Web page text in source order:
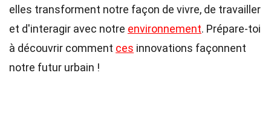
elles transforment notre façon de vivre, de travailler
et d'interagir avec notre environnement. Prépare-toi
à découvrir comment ces innovations façonnent
notre futur urbain !